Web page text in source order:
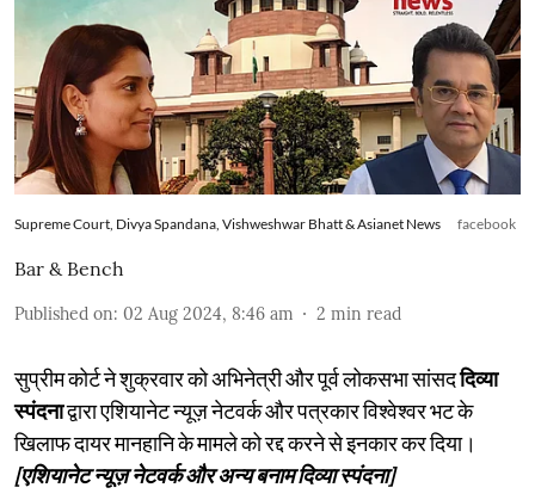
Supreme Court, Divya Spandana, Vishweshwar Bhatt & Asianet News facebook
Bar & Bench
Published on: 02 Aug 2024, 8:46 am 2 min read
सुप्रीम कोर्ट ने शुक्रवार को अभिनेत्री और पूर्व लोकसभा सांसददिव्या
स्पंदनाद्वारा एशियानेट न्यूज़ नेटवर्क और पत्रकार विश्वेश्वर भट के
खिलाफ दायर मानहानि के मामले को रद्द करने से इनकार कर दिया।
[एशियानेट न्यूज़ नेटवर्क और अन्य बनाम दिव्या स्पंदना]